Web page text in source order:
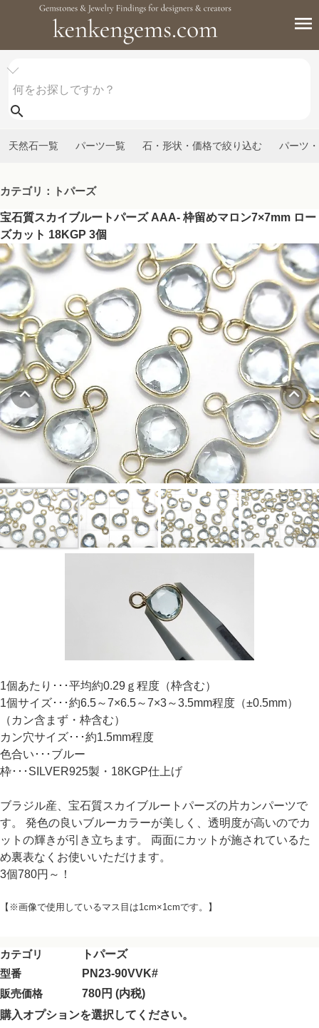
天然石一覧 パーツ一覧 石・形状・価格で絞り込む パーツ
カテゴリ：トパーズ
宝石質スカイブルートパーズ AAA- 枠留めマロン7×7mm ロー
ズカット 18KGP 3個
1個あたり･･･平均約0.29ｇ程度（枠含む）
1個サイズ･･･約6.5～7×6.5～7×3～3.5mm程度（±0.5mm）
（カン含まず・枠含む）
カン穴サイズ･･･約1.5mm程度
色合い･･･ブルー
枠･･･SILVER925製・18KGP仕上げ
ブラジル産、宝石質スカイブルートパーズの片カンパーツで
す。 発色の良いブルーカラーが美しく、透明度が高いのでカ
ットの輝きが引き立ちます。 両面にカットが施されているた
め裏表なくお使いいただけます。
3個780円～！
【※画像で使用しているマス目は1cm×1cmです。】
カテゴリ
トパーズ
型番
PN23-90VVK#
販売価格
780円 (内税)
購入オプションを選択してください。